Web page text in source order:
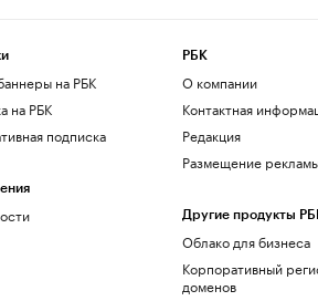
на РБК
на РБК
подписка
РБК
О компании
Контактная
Редакция
Размещение
Другие продукты
Облако для бизнеса
Корпоративный
доменов